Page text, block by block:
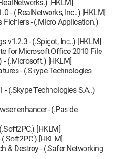
[HKLM]
- (.RealNetworks, Inc..) [HKLM]
Fichiers - (.Micro Application.)
v1.2.3 - (.Spigot, Inc..) [HKLM]
for Microsoft Office 2010 File
- (.Microsoft.) [HKLM]
- (.Skype Technologies
- (.Skype Technologies S.A..)
enhancer - (.Pas de
[HKLM]
[HKLM]
& Destroy - (.Safer Networking